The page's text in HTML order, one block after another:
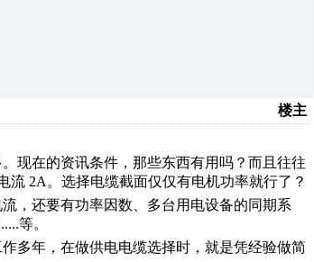
楼主
现在的资讯条件，那些东西有用吗？而且往往
流 2A 。选择电缆截面仅仅有电机功率就行了？
，还要有功率因数、多台用电设备的同期系
等。
多年，在做供电电缆选择时，就是凭经验做简